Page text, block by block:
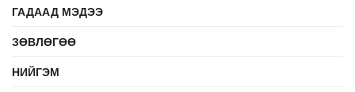
ГАДААД МЭДЭЭ
ЗӨВЛӨГӨӨ
НИЙГЭМ